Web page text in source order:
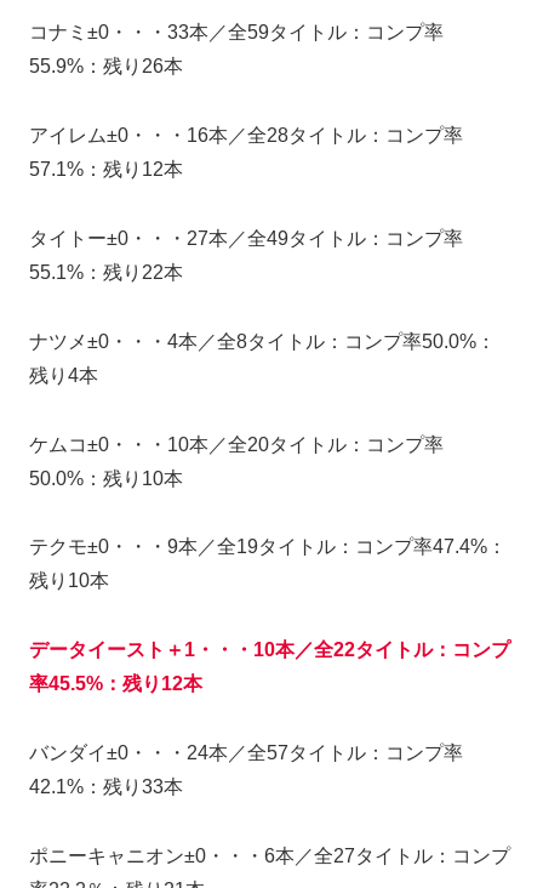
コナミ±0・・・33本／全59タイトル：コンプ率
55.9%：残り26本
アイレム±0・・・16本／全28タイトル：コンプ率
57.1%：残り12本
タイトー±0・・・27本／全49タイトル：コンプ率
55.1%：残り22本
ナツメ±0・・・4本／全8タイトル：コンプ率50.0%：
残り4本
ケムコ±0・・・10本／全20タイトル：コンプ率
50.0%：残り10本
テクモ±0・・・9本／全19タイトル：コンプ率47.4%：
残り10本
データイースト＋1・・・10本／全22タイトル：コンプ
率45.5%：残り12本
バンダイ±0・・・24本／全57タイトル：コンプ率
42.1%：残り33本
ポニーキャニオン±0・・・6本／全27タイトル：コンプ